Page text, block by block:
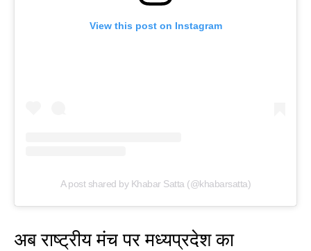
View this post on Instagram
A post shared by Khabar Satta (@khabarsatta)
अब राष्ट्रीय मंच पर मध्यप्रदेश का